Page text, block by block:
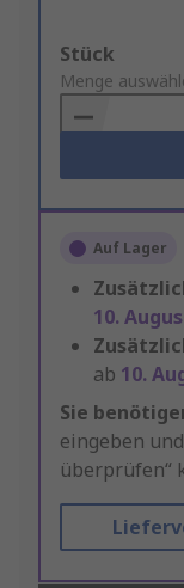
Add
to
Basket
Stück
Menge
Auf Lager
10.
ab 10.
Sie
eingeben
überprüfen“